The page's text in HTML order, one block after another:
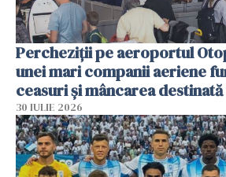
Percheziții pe aeroportul
unei mari companii aeriene
ceasuri și mâncarea
30 IULIE 2026